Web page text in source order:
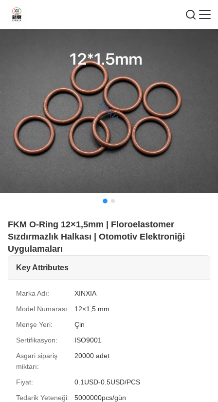
FKM O-Ring 12×1,5mm | Floroelastomer
Sızdırmazlık Halkası | Otomotiv Elektroniği
Uygulamaları
Key Attributes
Marka Adı:
XINXIA
Model Numarası:
12×1,5 mm
Menşe Yeri:
Çin
Sertifikasyon:
ISO9001
Asgari sipariş
miktarı:
20000 adet
Fiyat:
0.1USD-0.5USD/PCS
Tedarik Yeteneği:
5000000pcs/gün